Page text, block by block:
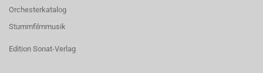
Orchesterkatalog
Stummfilmmusik
Edition Sonat-Verlag